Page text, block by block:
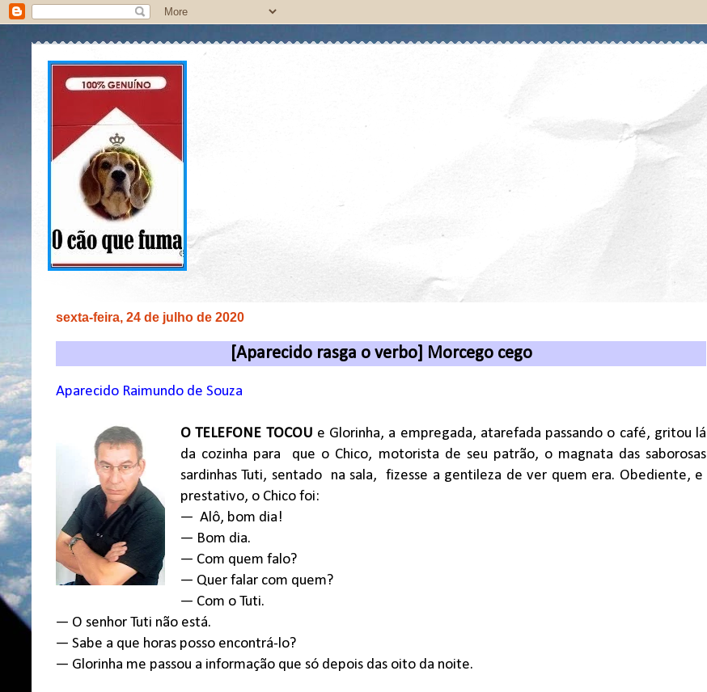
sexta-feira, 24 de julho de 2020
[Aparecido rasga o verbo] Morcego cego
Aparecido Raimundo de Souza
O TELEFONE TOCOU e Glorinha, a empregada, atarefada passando o café, gritou lá
da cozinha para
que o Chico, motorista de seu patrão, o magnata das saborosas
sardinhas Tuti, sentado
na sala,
fizesse a gentileza de ver quem era. Obediente, e
prestativo, o Chico foi:
— Alô, bom dia!
— Bom dia.
— Com quem falo?
— Quer falar com quem?
— Com o Tuti.
— O senhor Tuti não está.
— Sabe a que horas posso encontrá-lo?
— Glorinha me passou a informação que só depois das oito da noite.